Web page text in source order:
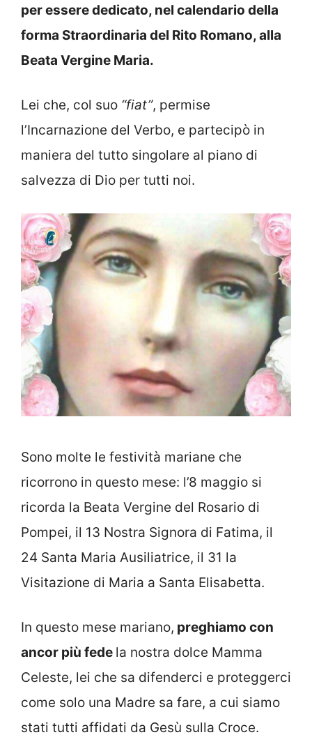
per essere dedicato, nel calendario della
forma Straordinaria del Rito Romano, alla
Beata Vergine Maria.
Lei che, col suo “fiat”, permise
l’Incarnazione del Verbo, e partecipò in
maniera del tutto singolare al piano di
salvezza di Dio per tutti noi.
Sono molte le festività mariane che
ricorrono in questo mese: l’8 maggio si
ricorda la Beata Vergine del Rosario di
Pompei, il 13 Nostra Signora di Fatima, il
24 Santa Maria Ausiliatrice, il 31 la
Visitazione di Maria a Santa Elisabetta.
In questo mese mariano, preghiamo con
ancor più fede la nostra dolce Mamma
Celeste, lei che sa difenderci e proteggerci
come solo una Madre sa fare, a cui siamo
stati tutti affidati da Gesù sulla Croce.